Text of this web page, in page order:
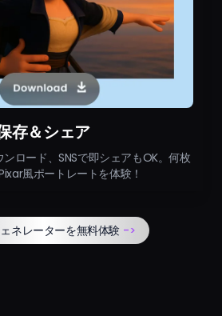
存＆シェア
ロード、SNSで即シェアもOK。何枚
風ポートレートを体験！
ネレーターを無料体験 ->